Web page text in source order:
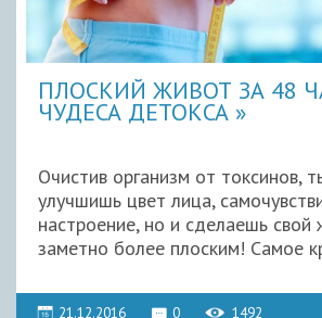
ПЛОСКИЙ ЖИВОТ ЗА 48
ЧУДЕСА ДЕТОКСА
Очистив организм от токсинов,
улучшишь цвет лица,
настроение, но и сделаешь свой
заметно более плоским! Самое
21.12.2016 0 1492